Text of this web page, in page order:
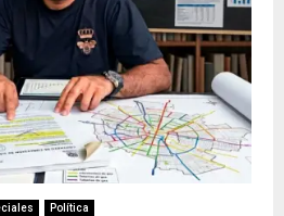
Política